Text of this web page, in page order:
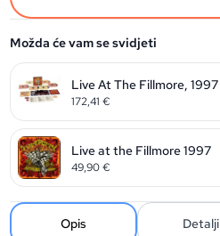
Možda će vam se svidjeti
172,41€
Live at the Fillmore 1997
49,90€
Opis Detalji